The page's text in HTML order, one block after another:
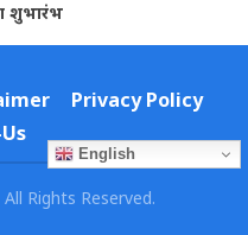
शुभारंभ
Privacy Policy
English
Rights Reserved.